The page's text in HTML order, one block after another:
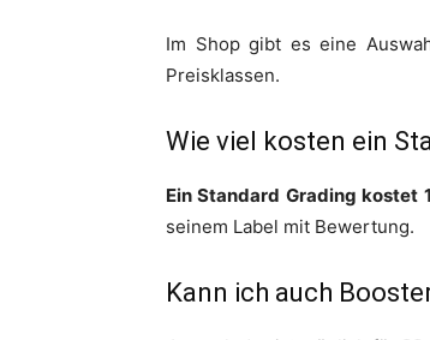
Im Shop gibt es eine
Preisklassen.
Wie viel kosten ein
Ein Standard Grading kostet
seinem Label mit Bewertung.
Kann ich auch